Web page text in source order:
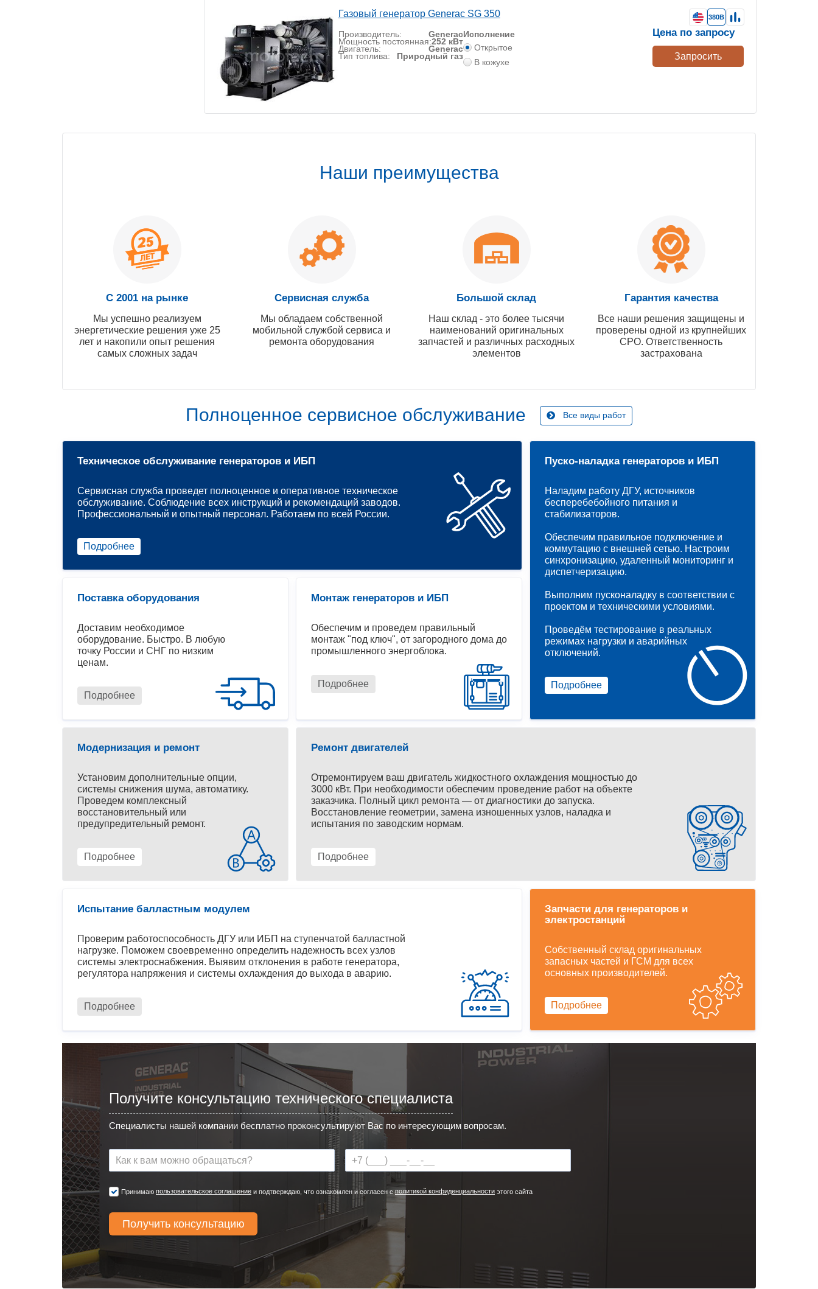
Газовый генератор Generac SG 350
Производитель: Generac
Мощность постоянная:252 кВт
Двигатель: Generac
Тип топлива: Природный газ
Исполнение
Открытое
В кожухе
380В
Цена по запросу
Запросить
Наши преимущества
С 2001 на рынке
Мы успешно реализуем
энергетические решения уже 25
лет и накопили опыт решения
самых сложных задач
Сервисная служба
Мы обладаем собственной
мобильной службой сервиса и
ремонта оборудования
Большой склад
Наш склад - это более тысячи
наименований оригинальных
запчастей и различных расходных
элементов
Гарантия качества
Все наши решения защищены и
проверены одной из крупнейших
СРО. Ответственность
застрахована
Полноценное сервисное обслуживание Все виды работ
Техническое обслуживание генераторов и ИБП
Сервисная служба проведет полноценное и оперативное техническое
обслуживание. Соблюдение всех инструкций и рекомендаций заводов.
Профессиональный и опытный персонал. Работаем по всей России.
Подробнее
Поставка оборудования
Доставим необходимое
оборудование. Быстро. В любую
точку России и СНГ по низким
ценам.
Подробнее
Монтаж генераторов и ИБП
Обеспечим и проведем правильный
монтаж "под ключ", от загородного дома до
промышленного энергоблока.
Подробнее
Пуско-наладка генераторов и ИБП
Наладим работу ДГУ, источников
бесперебебойного питания и
стабилизаторов.
Обеспечим правильное подключение и
коммутацию с внешней сетью. Настроим
синхронизацию, удаленный мониторинг и
диспетчеризацию.
Выполним пусконаладку в соответствии с
проектом и техническими условиями.
Проведём тестирование в реальных
режимах нагрузки и аварийных
отключений.
Подробнее
Ремонт двигателей
Отремонтируем ваш двигатель жидкостного охлаждения мощностью до
3000 кВт. При необходимости обеспечим проведение работ на объекте
заказчика. Полный цикл ремонта — от диагностики до запуска.
Восстановление геометрии, замена изношенных узлов, наладка и
испытания по заводским нормам.
Подробнее
Модернизация и ремонт
Установим дополнительные опции,
системы снижения шума, автоматику.
Проведем комплексный
восстановительный или
предупредительный ремонт.
Подробнее
Запчасти для генераторов и
электростанций
Собственный склад оригинальных
запасных частей и ГСМ для всех
основных производителей.
Подробнее
Испытание балластным модулем
Проверим работоспособность ДГУ или ИБП на ступенчатой балластной
нагрузке. Поможем своевременно определить надежность всех узлов
системы электроснабжения. Выявим отклонения в работе генератора,
регулятора напряжения и системы охлаждения до выхода в аварию.
Подробнее
Получите консультацию технического специалиста
Специалисты нашей компании бесплатно проконсультируют Вас по интересующим вопросам.
Принимаю пользовательское соглашение и подтверждаю, что ознакомлен и согласен сполитикой конфиденциальности этого сайта